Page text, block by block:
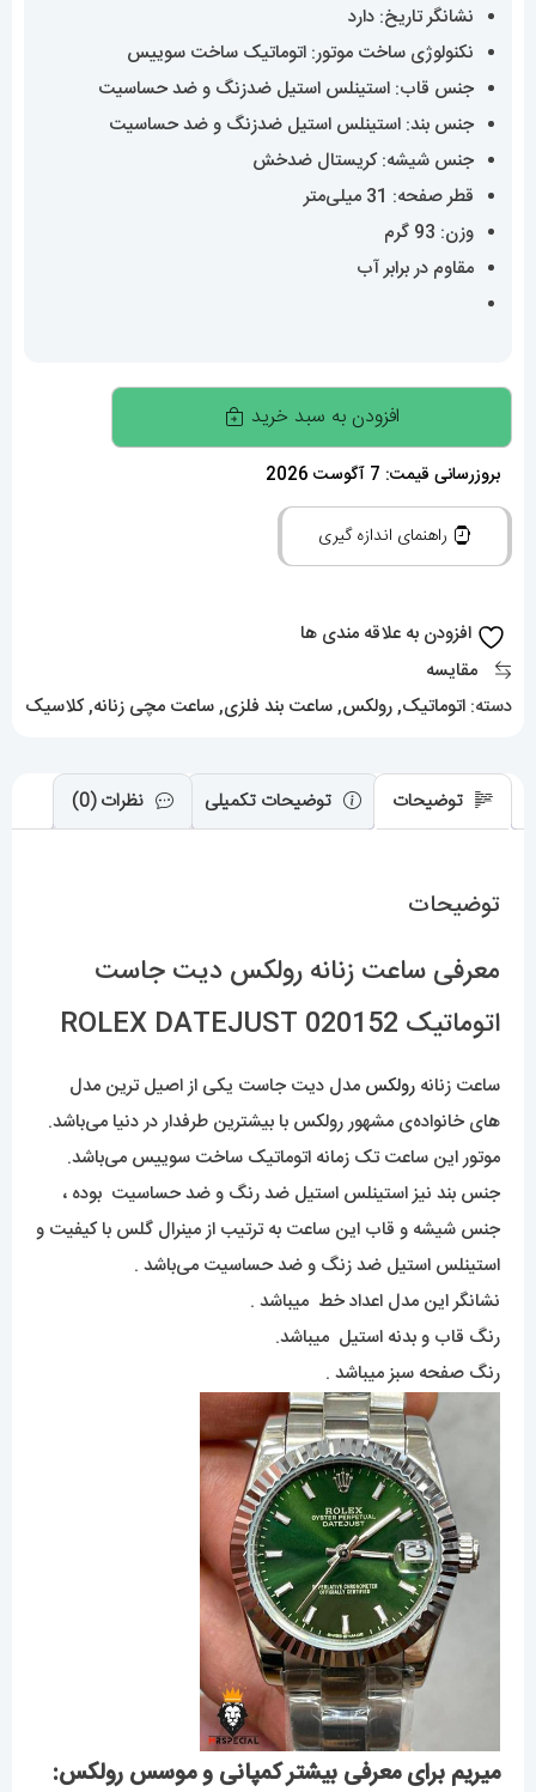
نشانگر تاریخ: دارد
نکنولوژی ساخت موتور: اتوماتیک ساخت سوییس
جنس قاب: استینلس استیل ضدزنگ و ضد حساسیت
جنس بند: استینلس استیل ضدزنگ و ضد حساسیت
جنس شیشه: کریستال ضدخش
قطر صفحه: 31 میلی‌متر
وزن: 93 گرم
مقاوم در برابر آب
ساعت
زنانه
رولکس
دیت
جاست
020152
ROLEX
افزودن به سبد خرید
بروزرسانی قیمت: 7 آگوست 2026
راهنمای اندازه گیری
افزودن به علاقه مندی ها
مقایسه
دسته: اتوماتیک,رولکس,ساعت بند فلزی,ساعت مچی زنانه,کلاسیک
توضیحات توضیحات تکمیلی نظرات (0)
توضیحات
معرفی ساعت زنانه رولکس دیت جاست
اتوماتیک 020152 ROLEX DATEJUST
ساعت زنانه رولکس مدل دیت جاست یکی از اصیل ترین مدل
های خانواده‌ی مشهور رولکس با بیشترین طرفدار در دنیا می‌باشد.
موتور این ساعت تک زمانه اتوماتیک ساخت سوییس می‌باشد.
جنس بند نیز استینلس استیل ضد رنگ و ضد حساسیت بوده ،
جنس شیشه و قاب این ساعت به ترتیب از مینرال گلس با کیفیت و
استینلس استیل ضد زنگ و ضد حساسیت می‌باشد .
نشانگر این مدل اعداد خط میباشد .
رنگ قاب و بدنه استیل میباشد.
رنگ صفحه سبز میباشد .
میریم برای معرفی بیشتر کمپانی و موسس رولکس: